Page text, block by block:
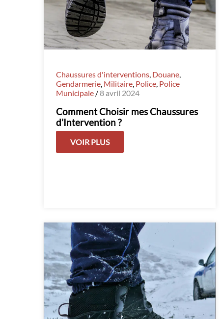
Chaussures d'interventions Douane
Gendarmerie Militaire Police Police
Municipale /8 avril 2024
Comment Choisir mes Chaussures
d’Intervention ?
VOIR PLUS